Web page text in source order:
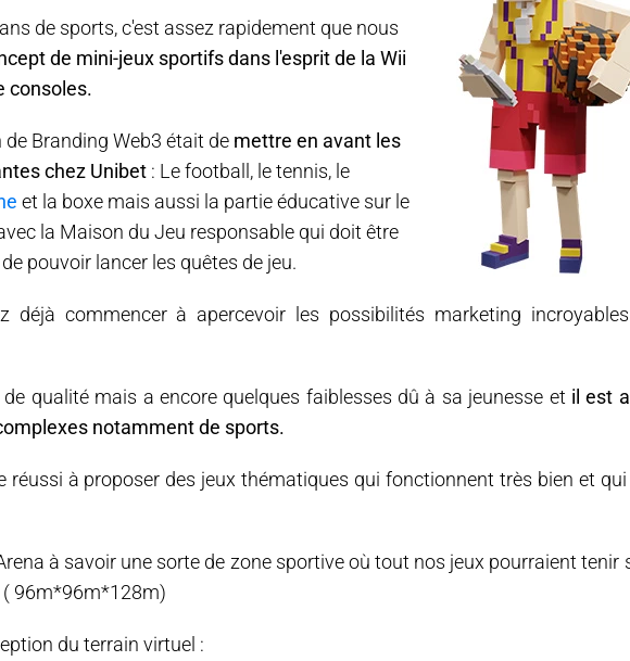
de sports, c'est assez rapidement que nous
de mini-jeux sportifs dans l'esprit de la Wii
consoles.
Branding Web3 était de mettre en avant les
chez Unibet: Le football, le tennis, le
et la boxe mais aussi la partie éducative sur le
la Maison du Jeu responsable qui doit être
pouvoir lancer les quêtes de jeu.
déjà commencer à apercevoir les possibilités marketing
qualité mais a encore quelques faiblesses dû à sa jeunesse et il est
notamment de sports.
réussi à proposer des jeux thématiques qui fonctionnent très bien et
à savoir une sorte de zone sportive où tout nos jeux pourraient tenir
( 96m*96m*128m)
du terrain virtuel :